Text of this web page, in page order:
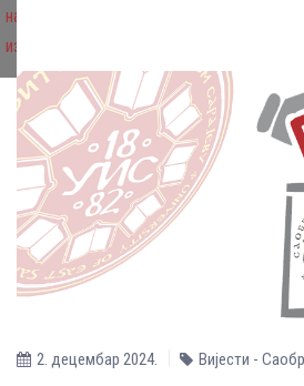
научну област „ТРАНСПОРТНО
извршилац
2. децембар 2024. Вијести -